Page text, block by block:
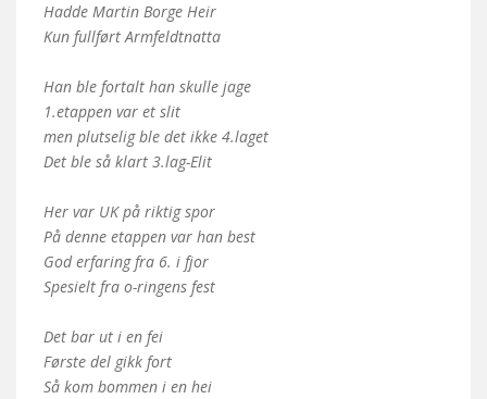
Hadde Martin Borge Heir
Kun fullført Armfeldtnatta
Han ble fortalt han skulle jage
1.etappen var et slit
men plutselig ble det ikke 4.laget
Det ble så klart 3.lag-Elit
Her var UK på riktig spor
På denne etappen var han best
God erfaring fra 6. i fjor
Spesielt fra o-ringens fest
Det bar ut i en fei
Første del gikk fort
Så kom bommen i en hei